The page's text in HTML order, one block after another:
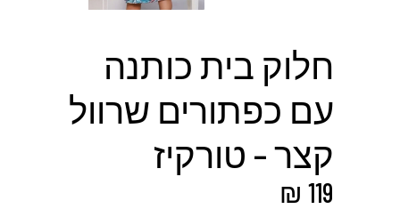
חלוק בית כותנה
עם כפתורים שרוול
קצר – טורקיז
₪ 119